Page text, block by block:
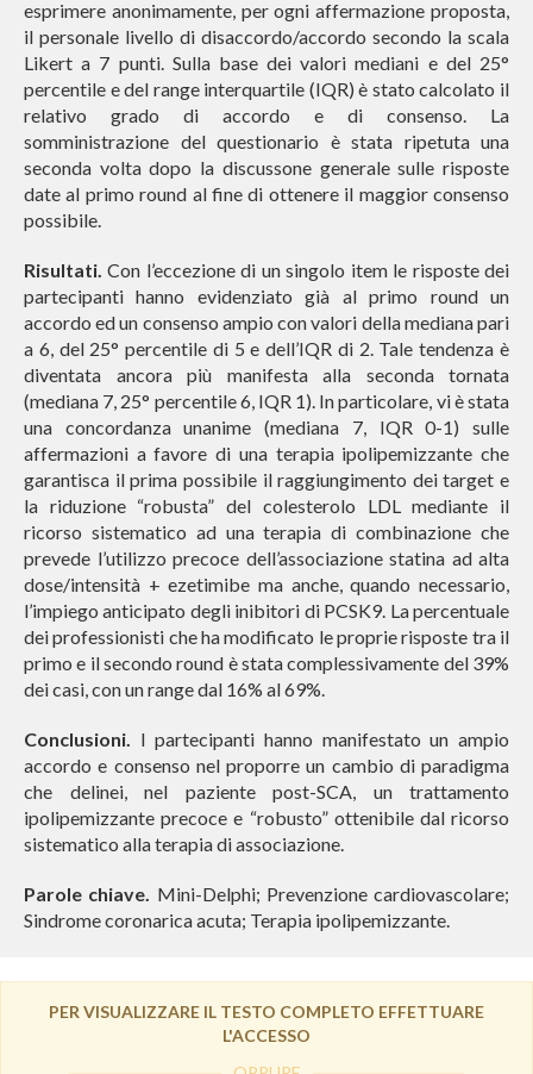
esprimere anonimamente, per ogni affermazione proposta,
il personale livello di disaccordo/accordo secondo la scala
Likert a 7 punti. Sulla base dei valori mediani e del 25°
percentile e del range interquartile (IQR) è stato calcolato il
relativo grado di accordo e di consenso. La
somministrazione del questionario è stata ripetuta una
seconda volta dopo la discussone generale sulle risposte
date al primo round al fine di ottenere il maggior consenso
possibile.
Risultati. Con l’eccezione di un singolo item le risposte dei
partecipanti hanno evidenziato già al primo round un
accordo ed un consenso ampio con valori della mediana pari
a 6, del 25° percentile di 5 e dell’IQR di 2. Tale tendenza è
diventata ancora più manifesta alla seconda tornata
(mediana 7, 25° percentile 6, IQR 1). In particolare, vi è stata
una concordanza unanime (mediana 7, IQR 0-1) sulle
affermazioni a favore di una terapia ipolipemizzante che
garantisca il prima possibile il raggiungimento dei target e
la riduzione “robusta” del colesterolo LDL mediante il
ricorso sistematico ad una terapia di combinazione che
prevede l’utilizzo precoce dell’associazione statina ad alta
dose/intensità + ezetimibe ma anche, quando necessario,
l’impiego anticipato degli inibitori di PCSK9. La percentuale
dei professionisti che ha modificato le proprie risposte tra il
primo e il secondo round è stata complessivamente del 39%
dei casi, con un range dal 16% al 69%.
Conclusioni. I partecipanti hanno manifestato un ampio
accordo e consenso nel proporre un cambio di paradigma
che delinei, nel paziente post-SCA, un trattamento
ipolipemizzante precoce e “robusto” ottenibile dal ricorso
sistematico alla terapia di associazione.
Parole chiave. Mini-Delphi; Prevenzione cardiovascolare;
Sindrome coronarica acuta; Terapia ipolipemizzante.
PER VISUALIZZARE IL TESTO COMPLETO EFFETTUARE
L'ACCESSO